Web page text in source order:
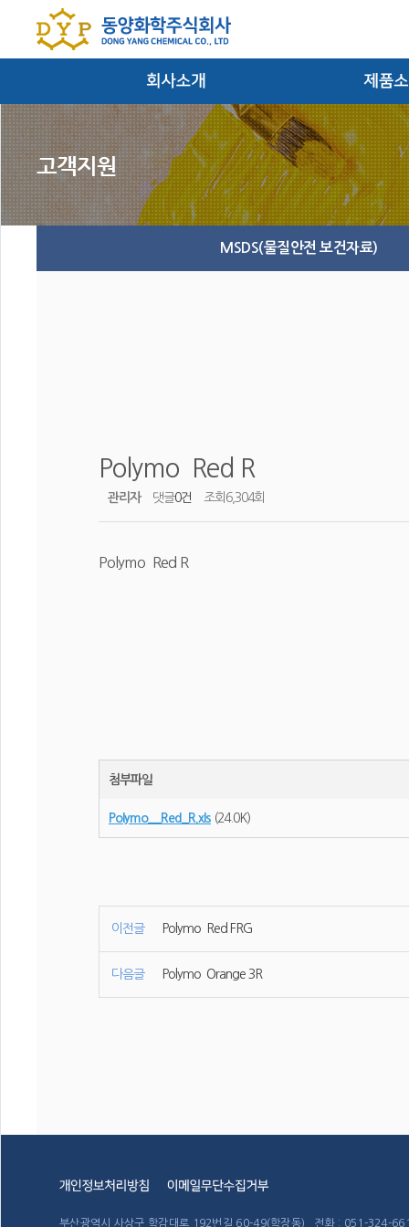
대표이사인사말
회사연혁
경영방침
찾아오시는 길
염료/안료/반
필름
잉크 및 마
MSDS(물질안전 보건자료)
Polymo Red R
관리자 댓글0건 조회 6,304회
Polymo Red R
첨부파일
Polymo__Red_R.xls (24.0K)
이전글 Polymo Red FRG
다음글 Polymo Orange 3R
부산광역시 사상구 학감대로 192번길 60-49(학장동) 전화 : 051-